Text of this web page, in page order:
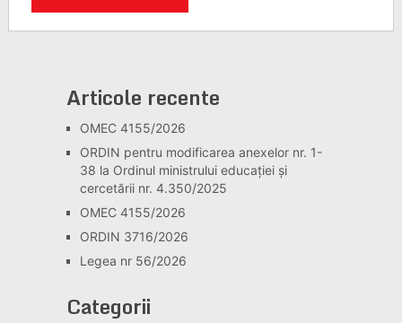
Articole recente
OMEC 4155/2026
ORDIN pentru modificarea anexelor nr. 1-
38 la Ordinul ministrului educației și
cercetării nr. 4.350/2025
OMEC 4155/2026
ORDIN 3716/2026
Legea nr 56/2026
Categorii